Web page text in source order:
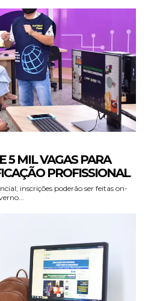
5 MIL VAGAS PARA
PROFISSIONAL
inscrições poderão ser feitas on-